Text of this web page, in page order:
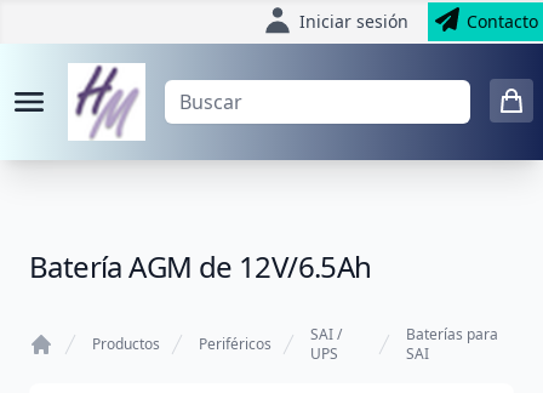
Iniciar sesión Contacto
Batería AGM de 12V/6.5Ah
Productos Periféricos
SAI /
UPS
Baterías para
SAI